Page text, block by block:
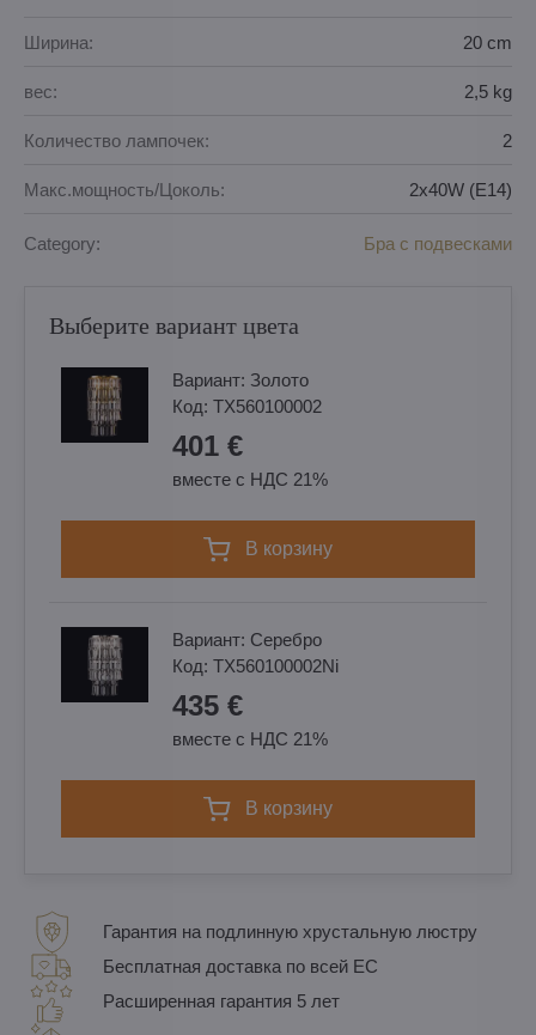
Ширина: 20 cm
вес: 2,5 kg
Количество лампочек: 2
Макс.мощность/Цоколь: 2x40W (E14)
Category: Бра с подвесками
Выберите вариант цвета
Вариант: Золотo
Код: TX560100002
401 €
вместе с НДС 21%
в корзину
Вариант: Cеребро
Код: TX560100002Ni
435 €
вместе с НДС 21%
в корзину
Гарантия на подлинную хрустальную люстру
Бесплатная доставка по всей ЕС
Расширенная гарантия 5 лет